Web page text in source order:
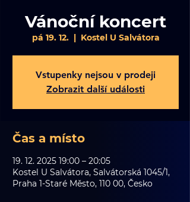
Vánoční koncert
pá 19. 12.
  |
Kostel U Salvátora
Vstupenky nejsou v prodeji
Zobrazit další události
Čas a místo
19. 12. 2025 19:00 – 20:05
Kostel U Salvátora, Salvátorská 1045/1,
Praha 1-Staré Město, 110 00, Česko